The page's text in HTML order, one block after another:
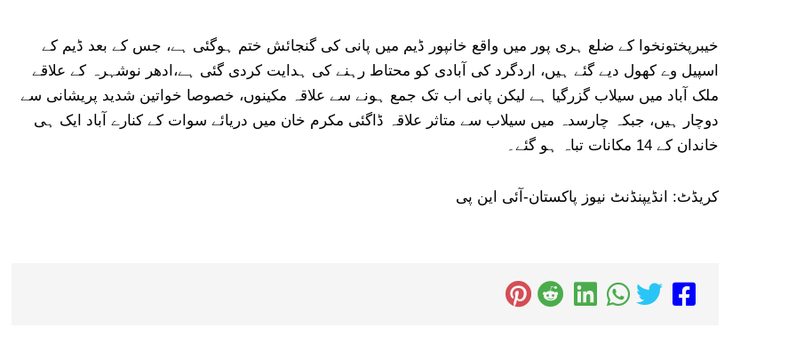
خیبرپختونخوا کے ضلع ہری پور میں واقع خانپور ڈیم میں پانی کی گنجائش ختم ہوگئی ہے، جس کے بعد ڈیم کے
اسپیل وے کھول دیے گئے ہیں، اردگرد کی آبادی کو محتاط رہنے کی ہدایت کردی گئی ہے،ادھر نوشہرہ کے علاقے
ملک آباد میں سیلاب گزرگیا ہے لیکن پانی اب تک جمع ہونے سے علاقہ مکینوں، خصوصا خواتین شدید پریشانی سے
دوچار ہیں، جبکہ چارسدہ میں سیلاب سے متاثر علاقہ ڈاگئی مکرم خان میں دریائے سوات کے کنارے آباد ایک ہی
خاندان کے 14 مکانات تباہ ہو گئے۔
کریڈٹ: انڈیپنڈنٹ نیوز پاکستان-آئی این پی